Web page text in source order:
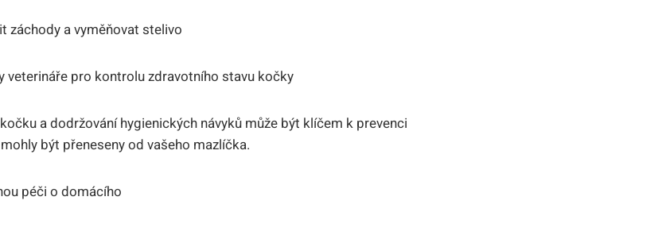
záchody a vyměňovat stelivo
veterináře pro kontrolu zdravotního stavu kočky
a dodržování hygienických návyků může být klíčem k prevenci
být přeneseny od vašeho mazlíčka.